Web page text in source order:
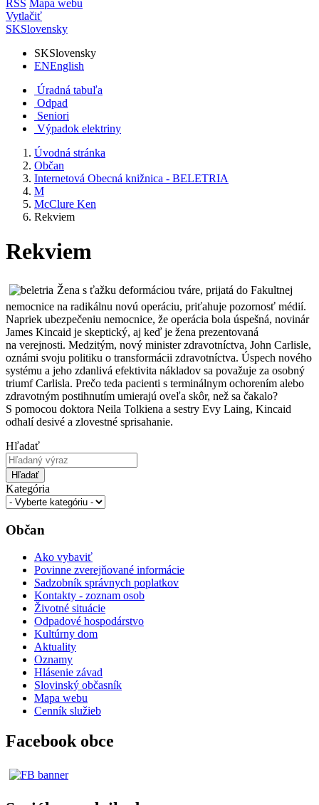
RSS Mapa webu
Vytlačiť
SKSlovensky
SKSlovensky
ENEnglish
Úradná tabuľa
Odpad
Seniori
Výpadok elektriny
Úvodná stránka
Občan
Internetová Obecná knižnica - BELETRIA
M
McClure Ken
Rekviem
Rekviem
Žena s ťažku deformáciou tváre, prijatá do Fakultnej
nemocnice na radikálnu novú operáciu, priťahuje pozornosť médií.
Napriek ubezpečeniu nemocnice, že operácia bola úspešná, novinár
James Kincaid je skeptický, aj keď je žena prezentovaná
na verejnosti. Medzitým, nový minister zdravotníctva, John Carlisle,
oznámi svoju politiku o transformácii zdravotníctva. Úspech nového
systému a jeho zdanlivá efektivita nákladov sa považuje za osobný
triumf Carlisla. Prečo teda pacienti s terminálnym ochorením alebo
zdravotným postihnutím umierajú oveľa skôr, než sa čakalo?
S pomocou doktora Neila Tolkiena a sestry Evy Laing, Kincaid
odhalí desivé a zlovestné sprisahanie.
Hľadať
Hľadať
Kategória
Občan
Ako vybaviť
Povinne zverejňované informácie
Sadzobník správnych poplatkov
Kontakty - zoznam osob
Životné situácie
Odpadové hospodárstvo
Kultúrny dom
Aktuality
Oznamy
Hlásenie závad
Slovinský občasník
Mapa webu
Cenník služieb
Facebook obce